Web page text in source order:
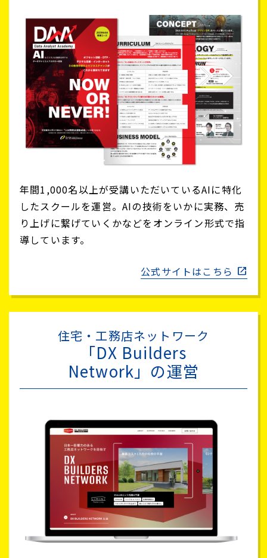
年間1,000名以上が受講いただいているAIに特化
したスクールを運営。AIの技術をいかに実務、売
り上げに繋げていくかなどをオンライン形式で指
導しています。
公式サイトはこちら
住宅・工務店ネットワーク
「DX Builders
Network」の運営